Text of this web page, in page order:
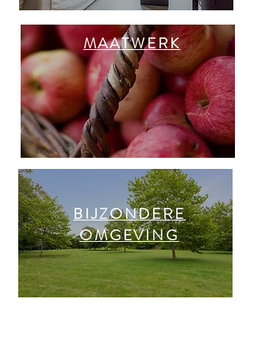
BIJZONDERE
OMGEVING
MAATWERK